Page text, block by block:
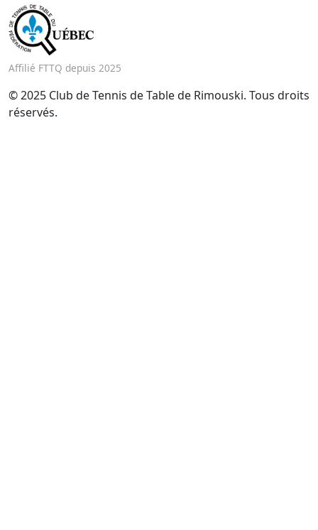
Affilié FTTQ depuis 2025
© 2025 Club de Tennis de Table de Rimouski. Tous droits
réservés.